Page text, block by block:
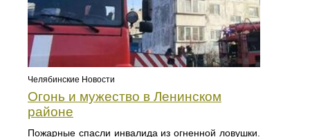
Челябинские Новости
Огонь и мужество в Ленинском
районе
Пожарные спасли инвалида из огненной ловушки.